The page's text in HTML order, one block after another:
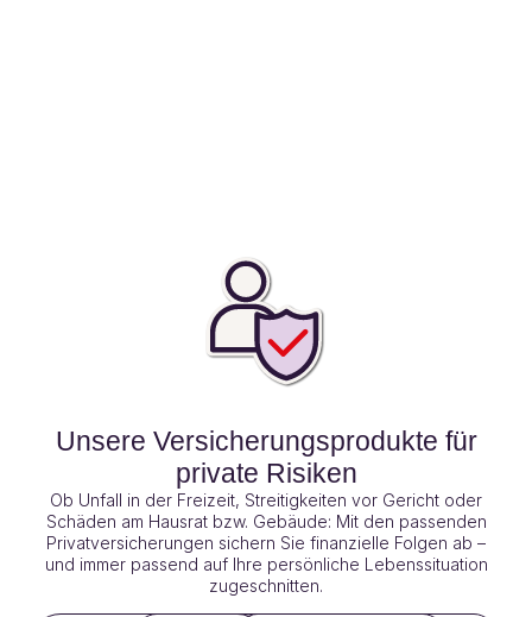
Unsere Versicherungsprodukte für
private Risiken
Ob Unfall in der Freizeit, Streitigkeiten vor Gericht oder
Schäden am Hausrat bzw. Gebäude: Mit den passenden
Privatversicherungen sichern Sie finanzielle Folgen ab –
und immer passend auf Ihre persönliche Lebenssituation
zugeschnitten.